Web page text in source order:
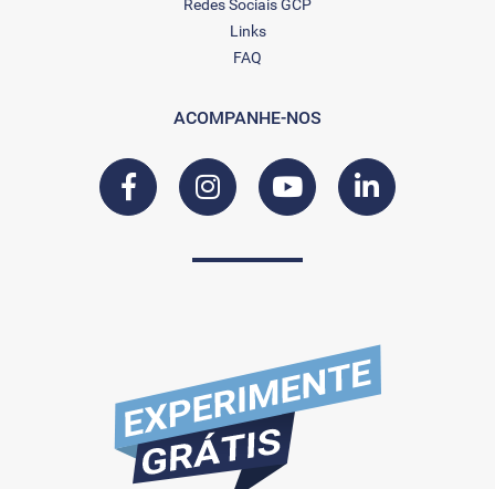
Redes Sociais GCP
Links
FAQ
ACOMPANHE-NOS